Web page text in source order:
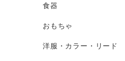
食器
おもちゃ
洋服・カラー・リード